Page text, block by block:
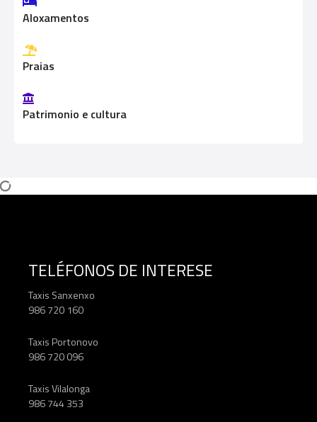
p
u
e
s
s
Aloxamentos
Praias
Patrimonio e cultura
TELÉFONOS DE INTERESE
Taxis Sanxenxo
986 720 160
Taxis Portonovo
986 720 096
Taxis Vilalonga
986 744 353